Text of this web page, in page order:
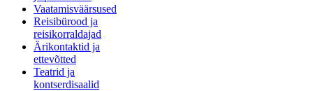
Vaatamisväärsused
Reisibürood ja
reisikorraldajad
Ärikontaktid ja
ettevõtted
Teatrid ja
kontserdisaalid